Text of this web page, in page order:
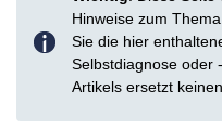
Hinweise zum
Sie die hier
Selbstdiagnose oder
Artikels ersetzt